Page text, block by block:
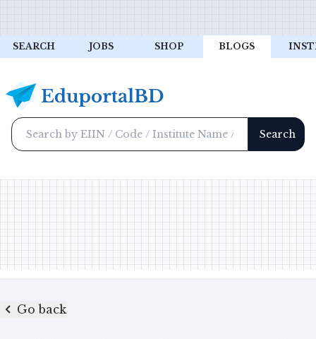
SEARCH JOBS SHOP BLOGS
Go back